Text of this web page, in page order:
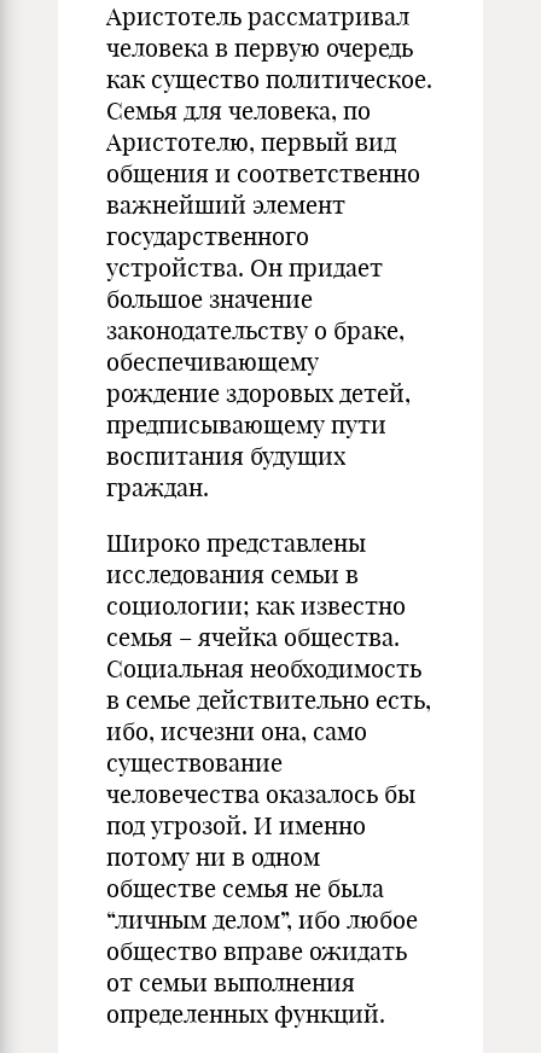
Аристотель рассматривал
человека в первую очередь
как существо политическое.
Семья для человека, по
Аристотелю, первый вид
общения и соответственно
важнейший элемент
государственного
устройства. Он придает
большое значение
законодательству о браке,
обеспечивающему
рождение здоровых детей,
предписывающему пути
воспитания будущих
граждан.
Широко представлены
исследования семьи в
социологии; как известно
семья – ячейка общества.
Социальная необходимость
в семье действительно есть,
ибо, исчезни она, само
существование
человечества оказалось бы
под угрозой. И именно
потому ни в одном
обществе семья не была
“личным делом”, ибо любое
общество вправе ожидать
от семьи выполнения
определенных функций.